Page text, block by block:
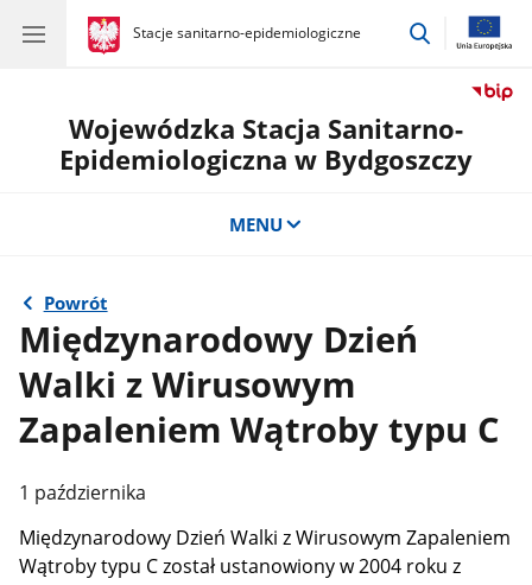
gov.pl
Stacje sanitarno-epidemiologiczne
gov.pl
Stacje
przejdź
Wojewódzka Stacja Sanitarno-
Epidemiologiczna w Bydgoszczy
MENU
Powrót
Międzynarodowy Dzień
Walki z Wirusowym
Zapaleniem Wątroby typu C
1 października
Międzynarodowy Dzień Walki z Wirusowym Zapaleniem
Wątroby typu C został ustanowiony w 2004 roku z